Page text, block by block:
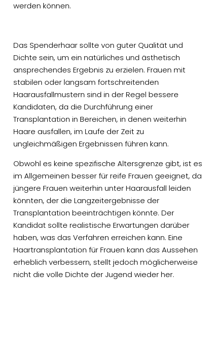
werden können.
Das Spenderhaar sollte von guter Qualität und
Dichte sein, um ein natürliches und ästhetisch
ansprechendes Ergebnis zu erzielen. Frauen mit
stabilen oder langsam fortschreitenden
Haarausfallmustern sind in der Regel bessere
Kandidaten, da die Durchführung einer
Transplantation in Bereichen, in denen weiterhin
Haare ausfallen, im Laufe der Zeit zu
ungleichmäßigen Ergebnissen führen kann.
Obwohl es keine spezifische Altersgrenze gibt, ist es
im Allgemeinen besser für reife Frauen geeignet, da
jüngere Frauen weiterhin unter Haarausfall leiden
könnten, der die Langzeitergebnisse der
Transplantation beeinträchtigen könnte. Der
Kandidat sollte realistische Erwartungen darüber
haben, was das Verfahren erreichen kann. Eine
Haartransplantation für Frauen kann das Aussehen
erheblich verbessern, stellt jedoch möglicherweise
nicht die volle Dichte der Jugend wieder her.